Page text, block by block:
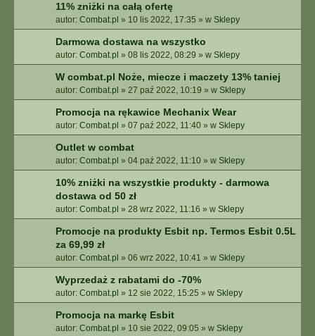
11% zniżki na całą ofertę
autor: Combat.pl » 10 lis 2022, 17:35 » w Sklepy
Darmowa dostawa na wszystko
autor: Combat.pl » 08 lis 2022, 08:29 » w Sklepy
W combat.pl Noże, miecze i maczety 13% taniej
autor: Combat.pl » 27 paź 2022, 10:19 » w Sklepy
Promocja na rękawice Mechanix Wear
autor: Combat.pl » 07 paź 2022, 11:40 » w Sklepy
Outlet w combat
autor: Combat.pl » 04 paź 2022, 11:10 » w Sklepy
10% zniżki na wszystkie produkty - darmowa
dostawa od 50 zł
autor: Combat.pl » 28 wrz 2022, 11:16 » w Sklepy
Promocje na produkty Esbit np. Termos Esbit 0.5L
za 69,99 zł
autor: Combat.pl » 06 wrz 2022, 10:41 » w Sklepy
Wyprzedaż z rabatami do -70%
autor: Combat.pl » 12 sie 2022, 15:25 » w Sklepy
Promocja na markę Esbit
autor: Combat.pl » 10 sie 2022, 09:05 » w Sklepy